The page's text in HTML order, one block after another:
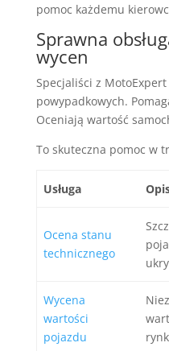
pomoc każdemu
Sprawna
wycen
Specjaliści z
powypadkowych.
Oceniają wartość
To skuteczna pomoc w
Usługa
Ocena stanu
technicznego
Wycena
wartości
pojazdu